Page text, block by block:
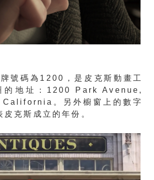
號碼為1200，是皮克斯動畫工
的地址：1200 Park Avenue,
。另外櫥窗上的數字
克斯成立的年份。